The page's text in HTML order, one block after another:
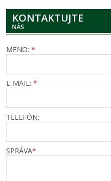
KONTAKTUJTE
NÁS
MENO: *
E-MAIL: *
TELEFÓN:
SPRÁVA*